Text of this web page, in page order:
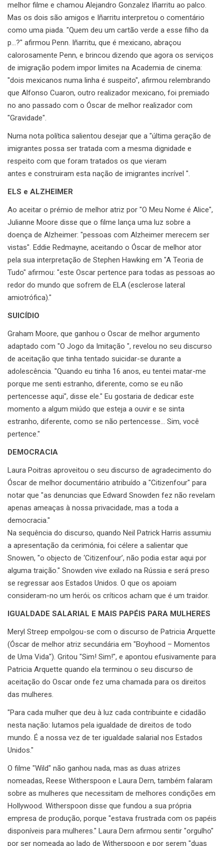
melhor filme e chamou Alejandro Gonzalez Iñarritu ao palco.
Mas os dois são amigos e Iñarritu interpretou o comentário
como uma piada. "Quem deu um cartão verde a esse filho da
p…?" afirmou Penn. Iñarritu, que é mexicano, abraçou
calorosamente Penn, e brincou dizendo que agora os serviços
de imigração podem impor limites na Academia de cinema:
"dois mexicanos numa linha é suspeito", afirmou relembrando
que Alfonso Cuaron, outro realizador mexicano, foi premiado
no ano passado com o Óscar de melhor realizador com
"Gravidade".
Numa nota política salientou desejar que a "última geração de
imigrantes possa ser tratada com a mesma dignidade e
respeito com que foram tratados os que vieram
antes e construiram esta nação de imigrantes incrível ".
ELS e ALZHEIMER
Ao aceitar o prémio de melhor atriz por "O Meu Nome é Alice",
Julianne Moore disse que o filme lança uma luz sobre a
doença de Alzheimer: "pessoas com Alzheimer merecem ser
vistas". Eddie Redmayne, aceitando o Óscar de melhor ator
pela sua interpretação de Stephen Hawking em "A Teoria de
Tudo" afirmou: "este Oscar pertence para todas as pessoas ao
redor do mundo que sofrem de ELA (esclerose lateral
amiotrófica)."
SUICÍDIO
Graham Moore, que ganhou o Oscar de melhor argumento
adaptado com "O Jogo da Imitação ", revelou no seu discurso
de aceitação que tinha tentado suicidar-se durante a
adolescência. "Quando eu tinha 16 anos, eu tentei matar-me
porque me senti estranho, diferente, como se eu não
pertencesse aqui", disse ele." Eu gostaria de dedicar este
momento a algum miúdo que esteja a ouvir e se sinta
estranho, diferente, como se não pertencesse… Sim, você
pertence."
DEMOCRACIA
Laura Poitras aproveitou o seu discurso de agradecimento do
Óscar de melhor documentário atribuído a "Citizenfour" para
notar que "as denuncias que Edward Snowden fez não revelam
apenas ameaças à nossa privacidade, mas a toda a
democracia."
Na sequência do discurso, quando Neil Patrick Harris assumiu
a apresentação da cerimónia, foi célere a salientar que
Snowen, "o objecto de ‘Citizenfour’, não podia estar aqui por
alguma traição." Snowden vive exilado na Rússia e será preso
se regressar aos Estados Unidos. O que os apoiam
consideram-no um herói; os críticos acham que é um traidor.
IGUALDADE SALARIAL E MAIS PAPÉIS PARA MULHERES
Meryl Streep empolgou-se com o discurso de Patricia Arquette
(Óscar de melhor atriz secundária em "Boyhood – Momentos
de Uma Vida"). Gritou "Sim! Sim!", e apontou efusivamente para
Patricia Arquette quando ela terminou o seu discurso de
aceitação do Oscar onde fez uma chamada para os direitos
das mulheres.
"Para cada mulher que deu à luz cada contribuinte e cidadão
nesta nação: lutamos pela igualdade de direitos de todo
mundo. É a nossa vez de ter igualdade salarial nos Estados
Unidos."
O filme "Wild" não ganhou nada, mas as duas atrizes
nomeadas, Reese Witherspoon e Laura Dern, também falaram
sobre as mulheres que necessitam de melhores condições em
Hollywood. Witherspoon disse que fundou a sua própria
empresa de produção, porque "estava frustrada com os papéis
disponíveis para mulheres." Laura Dern afirmou sentir "orgulho"
por ser nomeada ao lado de Witherspoon e por serem "duas